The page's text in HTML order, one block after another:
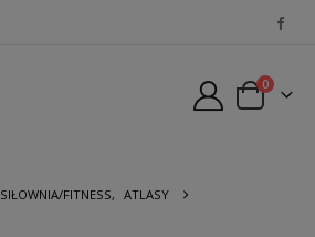
0
SIŁOWNIA/FITNESS, ATLASY